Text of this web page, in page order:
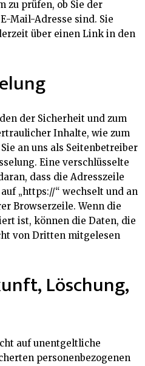
zu prüfen, ob Sie der
Mail-Adresse sind. Sie
über einen Link in den
der Sicherheit und zum
Inhalte, wie zum
an uns als Seitenbetreiber
Eine verschlüsselte
dass die Adresszeile
„https://“ wechselt und an
Browserzeile. Wenn die
ist, können die Daten, die
von Dritten mitgelesen
Löschung,
auf unentgeltliche
personenbezogenen